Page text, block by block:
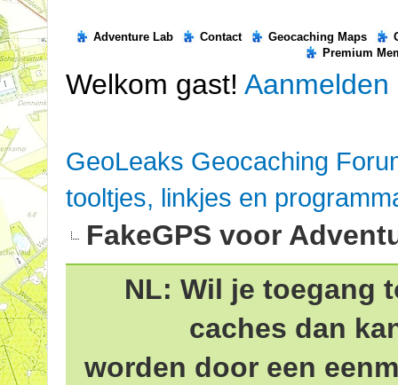
Adventure Lab Contact Geocaching Maps
Premium
Welkom gast! Aanmelden
GeoLeaks Geocaching
tooltjes, linkjes en
FakeGPS voor
NL: Wil je toegang
caches dan
worden door een